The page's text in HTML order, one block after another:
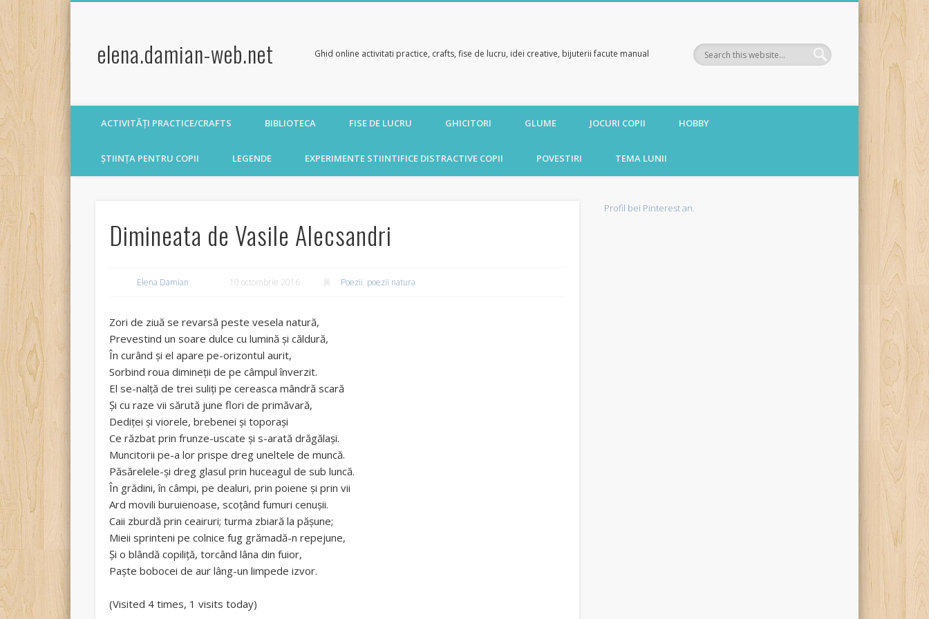
elena.damian-web.net Ghid online activitati practice, crafts, fise de lucru, idei creative, bijuterii facute manual
ACTIVITĂȚI PRACTICE/CRAFTS BIBLIOTECA FISE DE LUCRU GHICITORI GLUME JOCURI COPII HOBBY
ȘTIINȚA PENTRU COPII LEGENDE EXPERIMENTE STIINTIFICE DISTRACTIVE COPII POVESTIRI TEMA LUNII
Dimineata de Vasile Alecsandri
Elena Damian 10 octombrie 2016 Poezii, poezii natura
Zori de ziuă se revarsă peste vesela natură,
Prevestind un soare dulce cu lumină şi căldură,
În curând şi el apare pe-orizontul aurit,
Sorbind roua dimineţii de pe câmpul înverzit.
El se-nalţă de trei suliţi pe cereasca mândră scară
Şi cu raze vii sărută june flori de primăvară,
Dediţei şi viorele, brebenei şi toporaşi
Ce răzbat prin frunze-uscate şi s-arată drăgălaşi.
Muncitorii pe-a lor prispe dreg uneltele de muncă.
Păsărelele-şi dreg glasul prin huceagul de sub luncă.
În grădini, în câmpi, pe dealuri, prin poiene şi prin vii
Ard movili buruienoase, scoţând fumuri cenuşii.
Caii zburdă prin ceairuri; turma zbiară la păşune;
Mieii sprinteni pe colnice fug grămadă-n repejune,
Şi o blândă copiliţă, torcând lâna din fuior,
Paşte bobocei de aur lâng-un limpede izvor.
(Visited 4 times, 1 visits today)
Profil bei Pinterest an.